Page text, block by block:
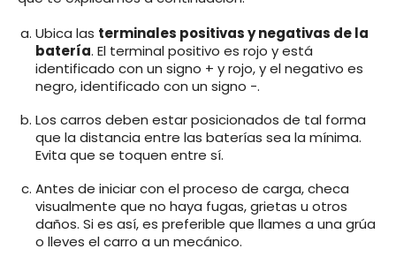
Ubica las terminales positivas y negativas de la
batería. El terminal positivo es rojo y está
identificado con un signo + y rojo, y el negativo es
negro, identificado con un signo -.
Los carros deben estar posicionados de tal forma
que la distancia entre las baterías sea la mínima.
Evita que se toquen entre sí.
Antes de iniciar con el proceso de carga, checa
visualmente que no haya fugas, grietas u otros
daños. Si es así, es preferible que llames a una grúa
o lleves el carro a un mecánico.